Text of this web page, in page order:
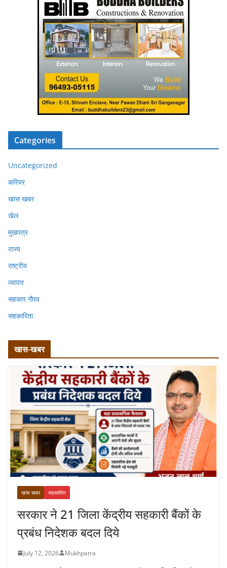
Categories
Uncategorized
करियर
खास खबर
खेल
मुखपत्र
राज्य
राष्ट्रीय
व्यापार
सहकार गौरव
सहकारिता
खास-खबर
खास खबर सहकारिता
सरकार ने 21 जिला केंद्रीय सहकारी बैंकों के
प्रबंध निदेशक बदल दिये
July 12, 2026 Mukhpatra